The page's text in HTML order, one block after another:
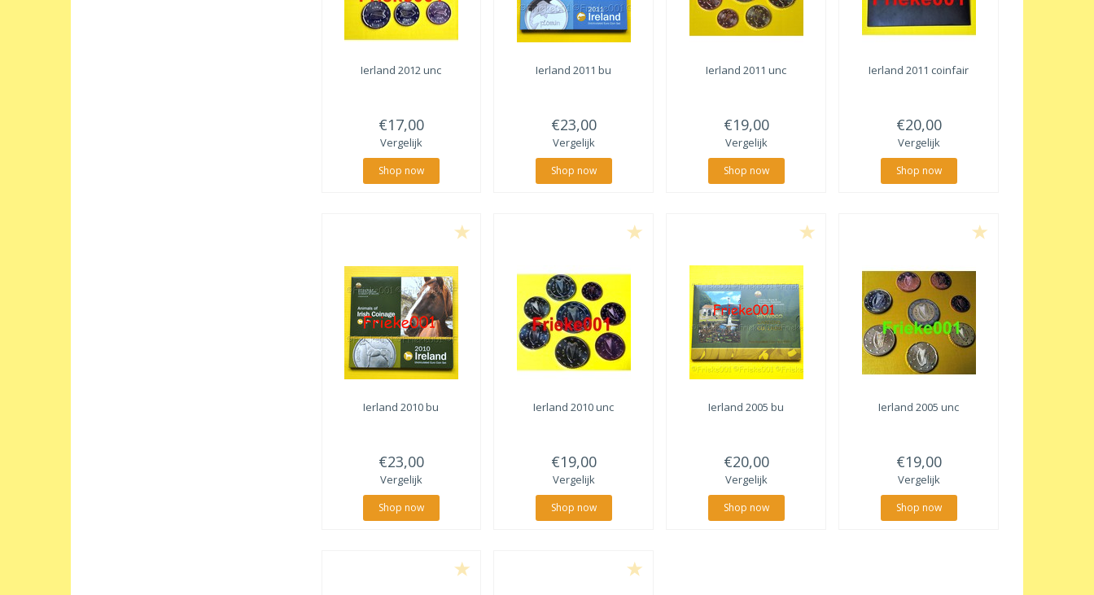
Ierland 2012 unc
€17,00
Vergelijk
Shop now
Ierland 2011 bu
€23,00
Vergelijk
Shop now
Ierland 2011 unc
€19,00
Vergelijk
Shop now
Ierland 2011 coinfair
€20,00
Vergelijk
Shop now
Ierland 2010 bu
€23,00
Vergelijk
Shop now
Ierland 2010 unc
€19,00
Vergelijk
Shop now
Ierland 2005 bu
€20,00
Vergelijk
Shop now
Ierland 2005 unc
€19,00
Vergelijk
Shop now